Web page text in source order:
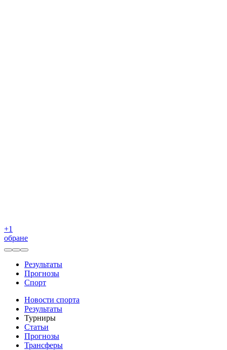
+1
обране
Результаты
Прогнозы
Спорт
Новости спорта
Результаты
Турниры
Статьи
Прогнозы
Трансферы